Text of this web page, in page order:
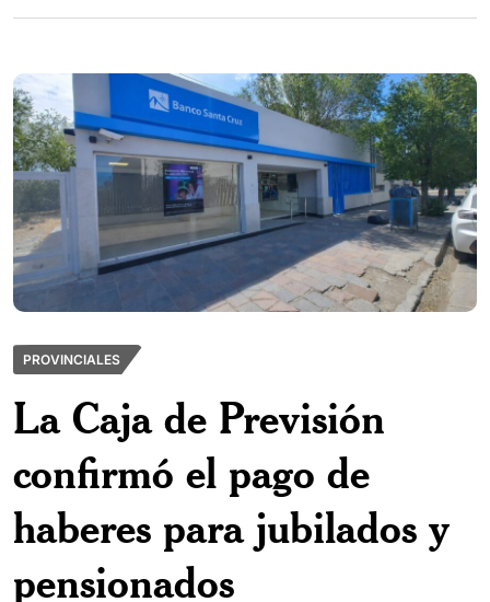
PROVINCIALES
La Caja de Previsión
confirmó el pago de
haberes para jubilados y
pensionados